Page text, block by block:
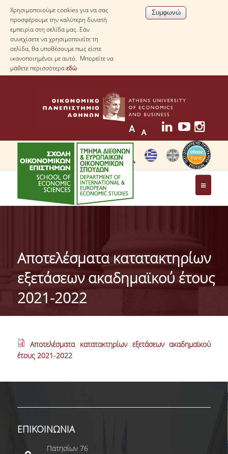
Χρησιμοποιούμε cookies για να σας
προσφέρουμε την καλύτερη δυνατή
εμπειρία στη σελίδα μας. Εάν
συνεχίσετε να χρησιμοποιείτε τη
σελίδα, θα υποθέσουμε πως είστε
ικανοποιημένοι με αυτό. Μπορείτε να
μάθετε περισσότεραεδώ
ΤΟ ΤΜΗΜΑ
ΓΕΝΙΚΕΣ ΠΛΗΡΟΦΟΡΙΕΣ
ΔΙΟΙΚΗΣΗ ΤΟΥ ΤΜΗΜΑΤΟΣ
ΓΡΑΜΜΑΤΕΙΑ ΠΡΟΠΤΥΧΙΑΚΩΝ ΣΠΟΥΔΩΝ
TESTIMONIALS ΑΠΟΦΟΙΤΩΝ
ΕΤΑΙΡΟΙ
ΕΝΤΕΤΑΛΜΕΝΟΙ ΔΙΔΑΣΚΟΝΤΕΣ
Aποτελέσματα κατατακτηρίων
εξετάσεων ακαδημαϊκού έτους
2021-2022
Aποτελέσματα κατατακτηρίων εξετάσεων ακαδημαϊκού
έτους 2021-2022
ΕΠΙΚΟΙΝΩΝΙΑ
Πατησίων 76